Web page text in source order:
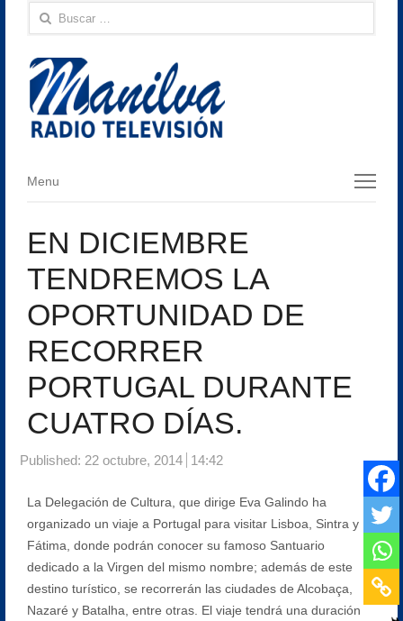
Buscar:
Menu
Menu
EN DICIEMBRE
TENDREMOS LA
OPORTUNIDAD DE
RECORRER
PORTUGAL DURANTE
CUATRO DÍAS.
Published: 22 octubre, 2014 14:42
La Delegación de Cultura, que dirige Eva Galindo ha
organizado un viaje a Portugal para visitar Lisboa, Sintra y
Fátima, donde podrán conocer su famoso Santuario
dedicado a la Virgen del mismo nombre; además de este
destino turístico, se recorrerán las ciudades de Alcobaça,
Nazaré y Batalha, entre otras. El viaje tendrá una duración